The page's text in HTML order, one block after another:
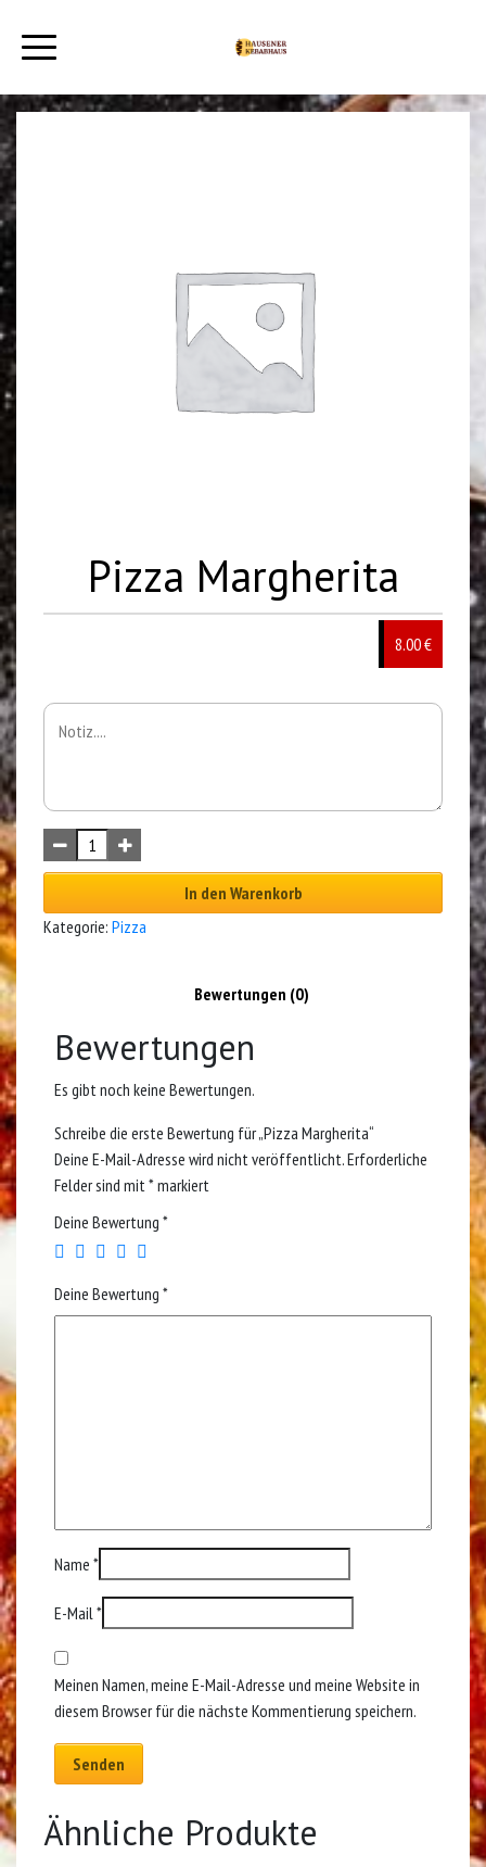
Pizza Margherita
8.00 €
In den Warenkorb
Kategorie: Pizza
Bewertungen (0)
Bewertungen
Es gibt noch keine Bewertungen.
Schreibe die erste Bewertung für „Pizza Margherita“
Deine E-Mail-Adresse wird nicht veröffentlicht.Erforderliche
Felder sind mit *markiert
Deine Bewertung *
Deine Bewertung *
Name *
E-Mail *
Meinen Namen, meine E-Mail-Adresse und meine Website in
diesem Browser für die nächste Kommentierung speichern.
Ähnliche Produkte